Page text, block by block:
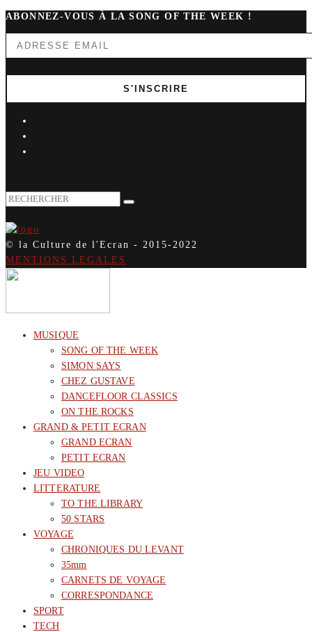
ABONNEZ-VOUS À LA SONG OF THE WEEK !
© la Culture de l'Ecran - 2015-2022
MENTIONS LEGALES
MUSIQUE
SONG OF THE WEEK
SIMON SAYS
CHEZ GUSTAVE
DANCEFLOOR CLASSICS
ON THE ROCKS
GRAND & PETIT ECRAN
GRAND ECRAN
PETIT ECRAN
JEU VIDEO
LITTERATURE
TO THE LIBRARY
50 STARS
VOYAGE
CHRONIQUES DU LEVANT
35mm
CARNETS DE VOYAGE
CORRESPONDANCE
SPORT
TECH